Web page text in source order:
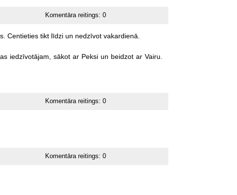
Komentāra reitings:0
Centieties tikt līdzi un nedzīvot vakardienā.
iedzīvotājam, sākot ar Peksi un beidzot ar Vairu.
Komentāra reitings:0
Komentāra reitings:0